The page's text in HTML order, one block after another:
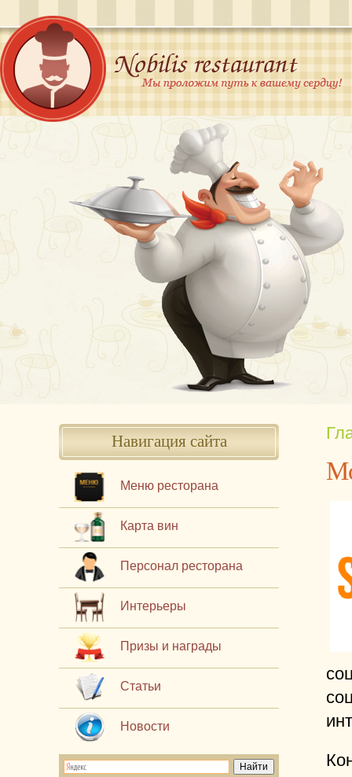
Навигация сайта
Меню ресторана
Карта вин
Персонал ресторана
Интерьеры
Призы и награды
Статьи
Новости